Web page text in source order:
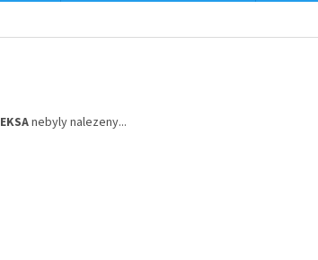
EKSAnebyly nalezeny...